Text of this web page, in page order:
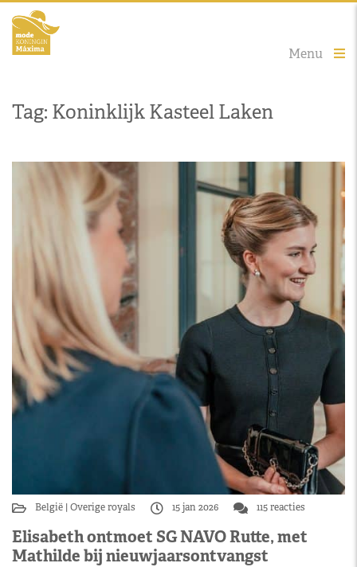
Menu
Tag: Koninklijk Kasteel Laken
België Overige royals 15 jan 2026 115 reacties
Elisabeth ontmoet SG NAVO Rutte, met
Mathilde bij nieuwjaarsontvangst